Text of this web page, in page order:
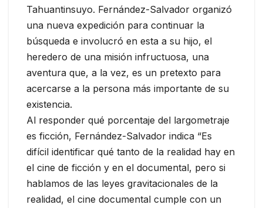
Tahuantinsuyo. Fernández-Salvador organizó
una nueva expedición para continuar la
búsqueda e involucró en esta a su hijo, el
heredero de una misión infructuosa, una
aventura que, a la vez, es un pretexto para
acercarse a la persona más importante de su
existencia.
Al responder qué porcentaje del largometraje
es ficción, Fernández-Salvador indica “Es
difícil identificar qué tanto de la realidad hay en
el cine de ficción y en el documental, pero si
hablamos de las leyes gravitacionales de la
realidad, el cine documental cumple con un